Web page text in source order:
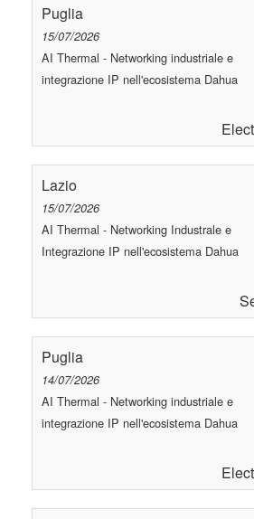
Puglia
15/07/2026
AI Thermal - Networking industriale e
integrazione IP nell'ecosistema Dahua
Lazio
15/07/2026
AI Thermal - Networking Industrale e
Integrazione IP nell'ecosistema Dahua
Puglia
14/07/2026
AI Thermal - Networking industriale e
integrazione IP nell'ecosistema Dahua